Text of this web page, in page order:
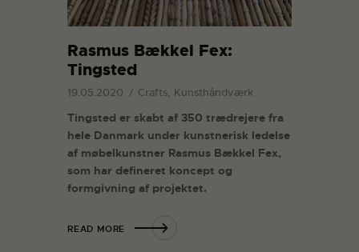
Rasmus Bækkel Fex:
Tingsted
19.05.2020 Crafts, Kunsthåndværk
Tingsted er skabt af 350 trædrejere fra
hele Danmark under kunstnerisk ledelse
af møbelkunstner Rasmus Bækkel Fex,
som har defineret koncept og
formgivning af projektet.
READ MORE